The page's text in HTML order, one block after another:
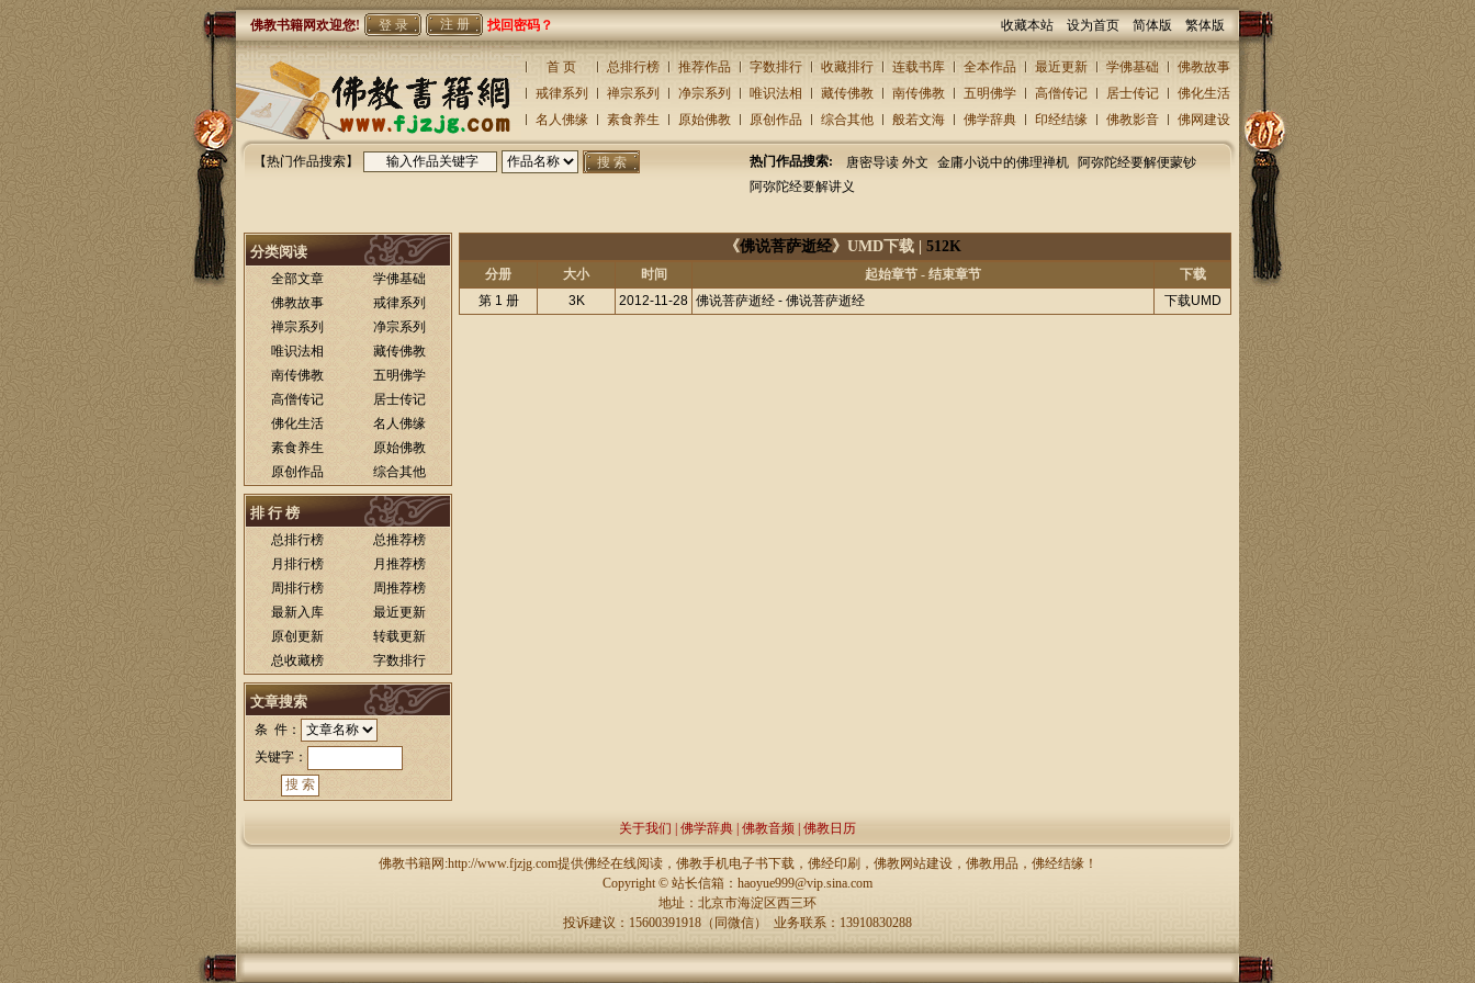
佛教书籍网欢迎您! 注 册 找回密码？ 收藏本站 设为首页 简体版 繁体版
首 页 总排行榜 推荐作品 字数排行 收藏排行 连载书库 全本作品 最近更新 学佛基础
佛教故事
戒律系列
禅宗系列 净宗系列 唯识法相 藏传佛教 南传佛教 五明佛学 高僧传记 居士传记
佛化生活
名人佛缘
素食养生 原始佛教 原创作品 综合其他 般若文海 佛学辞典 印经结缘 佛教影音 佛网建设
【热门作品搜索】 热门作品搜索: 唐密导读 外文 金庸小说中的佛理禅机
阿弥陀经要解便蒙钞
阿弥陀经要解讲义
分类阅读
全部文章
学佛基础
佛教故事
戒律系列
禅宗系列
净宗系列
唯识法相
藏传佛教
南传佛教
五明佛学
高僧传记
居士传记
佛化生活
名人佛缘
素食养生
原始佛教
原创作品
综合其他
排 行 榜
总排行榜
总推荐榜
月排行榜
月推荐榜
周排行榜
周推荐榜
最新入库
最近更新
原创更新
转载更新
总收藏榜
字数排行
文章搜索
条 件：
关键字：
《佛说菩萨逝经》UMD下载 | 512K
分册 大小 时间 起始章节 - 结束章节
下载
第 1 册
3K 2012-11-28 佛说菩萨逝经 - 佛说菩萨逝经 下载UMD
关于我们 佛学辞典 佛教音频 佛教日历
佛教书籍网:http://www.fjzjg.com提供佛经在线阅读，佛教手机电子书下载，佛经印刷，佛教网站建设，佛教用品，佛经结缘！
Copyright © 站长信箱：haoyue999@vip.sina.com
地址：北京市海淀区西三环
投诉建议：15600391918（同微信） 业务联系：13910830288